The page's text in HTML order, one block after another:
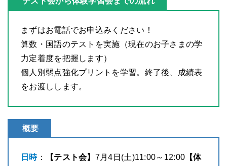
まずはお電話でお申込みください！
算数・国語のテストを実施（現在のお子さまの学
力定着度を把握します）
個人別弱点強化プリントを学習。終了後、成績表
をお渡しします。
概要
日時： 【テスト会】 7月4日(土)11:00～12:00 【体